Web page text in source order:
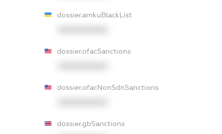
dossier.amkuBlackList
dossier.ofacSanctions
dossier.ofacNonSdnSanctions
dossier.gbSanctions